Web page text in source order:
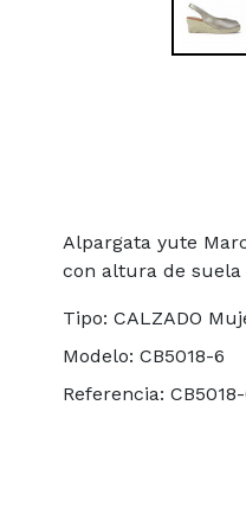
Alpargata yute
con altura de suela
Tipo: CALZADO
Modelo: CB5018-6
Referencia: